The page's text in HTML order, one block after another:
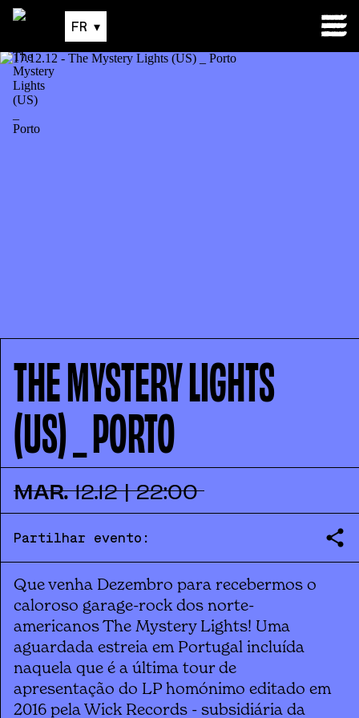
FR ▾
THE MYSTERY LIGHTS
(US) _ PORTO
MAR. 12.12 | 22:00
Partilhar evento:
Que venha Dezembro para recebermos o
caloroso garage-rock dos norte-
americanos The Mystery Lights! Uma
aguardada estreia em Portugal incluída
naquela que é a última tour de
apresentação do LP homónimo editado em
2016 pela Wick Records - subsidiária da